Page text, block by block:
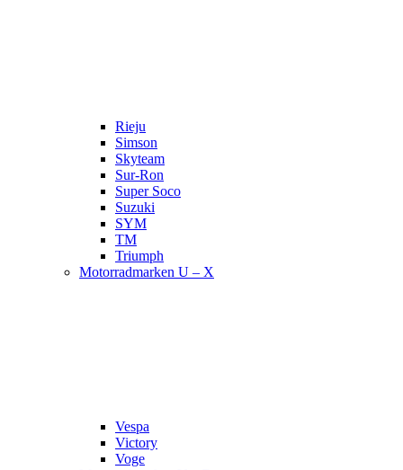
Rieju
Simson
Skyteam
Sur-Ron
Super Soco
Suzuki
SYM
TM
Triumph
Motorradmarken U – X
Vespa
Victory
Voge